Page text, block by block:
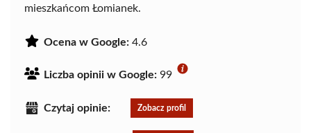
mieszkańcom Łomianek.
Ocena w Google: 4.6
Liczba opinii w Google: 99
Czytaj opinie: Zobacz profil